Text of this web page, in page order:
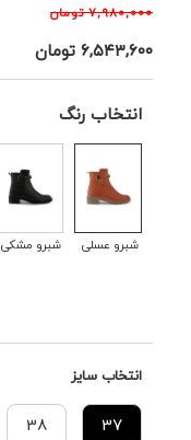
۷,۹۸۰,۰۰۰ تومان
۶,۵۴۳,۶۰۰تومان
انتخاب رنگ
شبرو عسلی شبرو مشکی
انتخاب سایز
37
38